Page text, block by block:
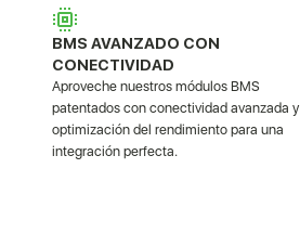
BMS AVANZADO CON
CONECTIVIDAD
Aproveche nuestros módulos BMS
patentados con conectividad avanzada y
optimización del rendimiento para una
integración perfecta.